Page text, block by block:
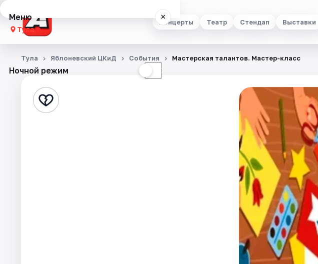
Концерты Театр Стендап Выставки
Меню ×
Тула
Концерты
Стендап
Ночной режим ☾
Тула Яблоневский ЦКиД События Мастерская талантов. Мастер-класс